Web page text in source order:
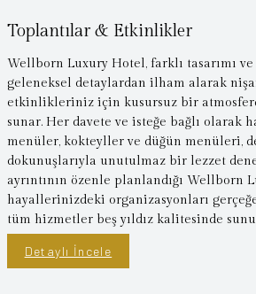
Toplantılar & Etkinlikler
Wellborn Luxury Hotel, farklı tasarımı
geleneksel detaylardan ilham alarak
etkinlikleriniz için kusursuz bir
sunar. Her davete ve isteğe bağlı olarak
menüler, kokteyller ve düğün menüleri,
dokunuşlarıyla unutulmaz bir lezzet
ayrıntının özenle planlandığı Wellborn
hayallerinizdeki organizasyonları
tüm hizmetler beş yıldız kalitesinde
Detaylı İncele